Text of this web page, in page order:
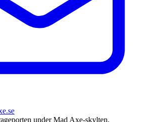
under Mad Axe-skylten.